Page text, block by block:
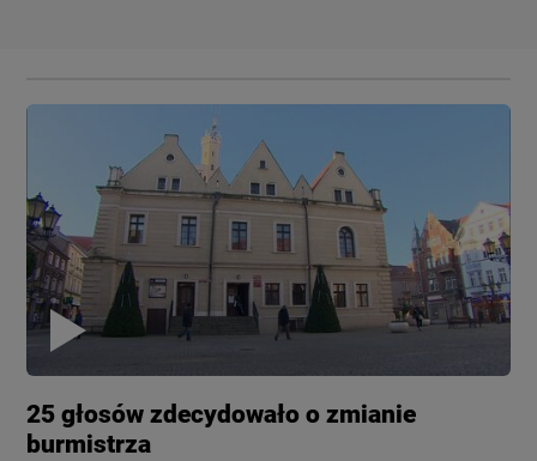
25 głosów zdecydowało o zmianie
burmistrza